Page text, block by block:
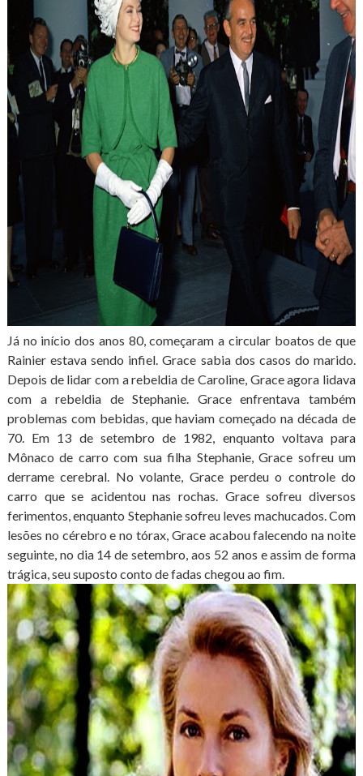
Já no início dos anos 80, começaram a circular boatos de que
Rainier estava sendo infiel. Grace sabia dos casos do marido.
Depois de lidar com a rebeldia de Caroline, Grace agora lidava
com a rebeldia de Stephanie. Grace enfrentava também
problemas com bebidas, que haviam começado na década de
70. Em 13 de setembro de 1982, enquanto voltava para
Mônaco de carro com sua filha Stephanie, Grace sofreu um
derrame cerebral. No volante, Grace perdeu o controle do
carro que se acidentou nas rochas. Grace sofreu diversos
ferimentos, enquanto Stephanie sofreu leves machucados. Com
lesões no cérebro e no tórax, Grace acabou falecendo na noite
seguinte, no dia 14 de setembro, aos 52 anos e assim de forma
trágica, seu suposto conto de fadas chegou ao fim.